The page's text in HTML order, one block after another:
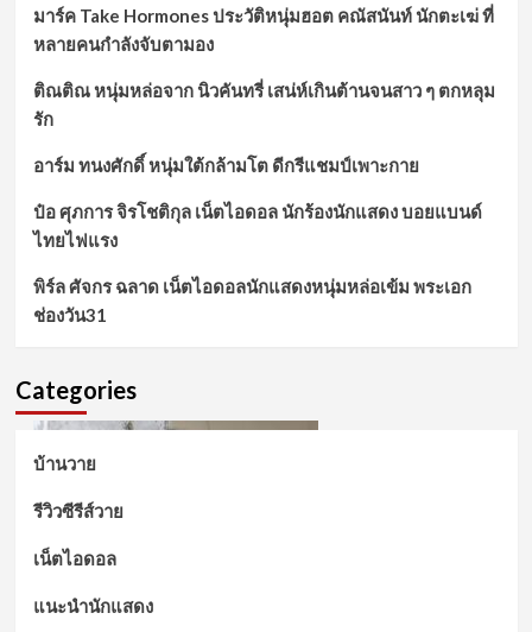
มาร์ค Take Hormones ประวัติหนุ่มฮอต คณัสนันท์ นักตะเฆ่ ที่
หลายคนกำลังจับตามอง
ติณติณ หนุ่มหล่อจาก นิวคันทรี่ เสน่ห์เกินต้านจนสาว ๆ ตกหลุม
รัก
อาร์ม ทนงศักดิ์ หนุ่มใต้กล้ามโต ดีกรีแชมป์เพาะกาย
ป๋อ ศุภการ จิรโชติกุล เน็ตไอดอล นักร้องนักแสดง บอยแบนด์
ไทยไฟแรง
พิร์ล ศัจกร ฉลาด เน็ตไอดอลนักแสดงหนุ่มหล่อเข้ม พระเอก
ช่องวัน31
Categories
บ้านวาย
รีวิวซีรีส์วาย
เน็ตไอดอล
แนะนำนักแสดง